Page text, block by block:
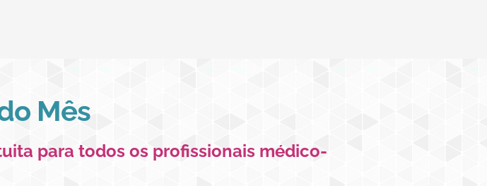
Mês
para todos os profissionais médico-